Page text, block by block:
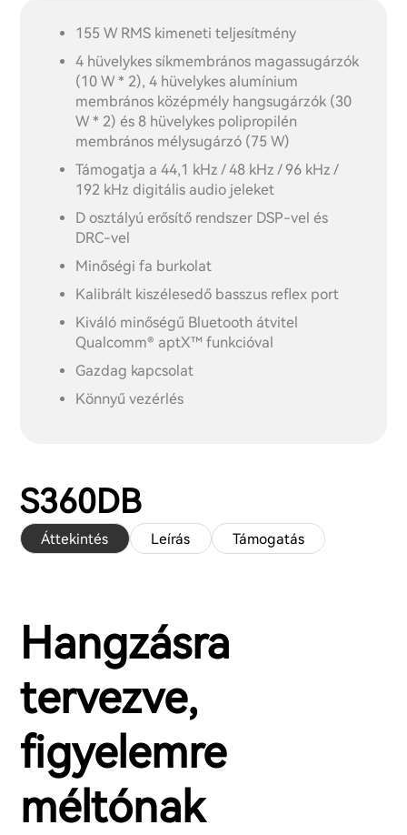
155 W RMS kimeneti teljesítmény
4 hüvelykes síkmembrános magassugárzók
(10 W * 2), 4 hüvelykes alumínium
membrános középmély hangsugárzók (30
W * 2) és 8 hüvelykes polipropilén
membrános mélysugárzó (75 W)
Támogatja a 44,1 kHz / 48 kHz / 96 kHz /
192 kHz digitális audio jeleket
D osztályú erősítő rendszer DSP-vel és
DRC-vel
Minőségi fa burkolat
Kalibrált kiszélesedő basszus reflex port
Kiváló minőségű Bluetooth átvitel
Qualcomm® aptX™ funkcióval
Gazdag kapcsolat
Könnyű vezérlés
S360DB
Áttekintés Leírás Támogatás
Hangzásra
tervezve,
figyelemre
méltónak